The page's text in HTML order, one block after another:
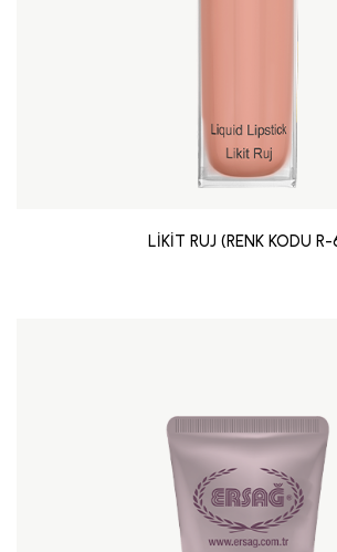
LİKİT RUJ (RENK KODU R-